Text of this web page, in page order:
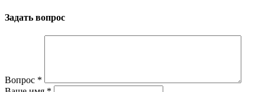
Задать вопрос
Вопрос *